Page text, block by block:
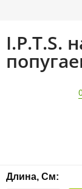
I.P.T.S.
Длина, См: